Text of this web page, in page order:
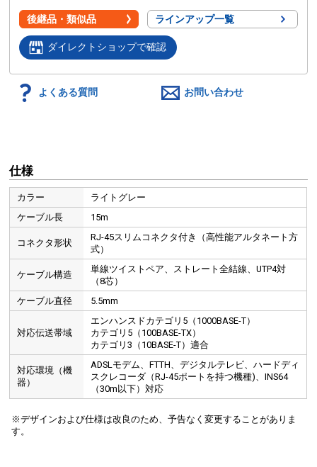
後継品・類似品 ラインアップ一覧
ダイレクトショップで確認
よくある質問 お問い合わせ
仕様
カラー
ライトグレー
ケーブル長
15m
コネクタ形状
RJ-45スリムコネクタ付き（高性能アルタネート方
式）
ケーブル構造
単線ツイストペア、ストレート全結線、UTP4対
（8芯）
ケーブル直径
5.5mm
対応伝送帯域
エンハンスドカテゴリ5（1000BASE-T）
カテゴリ5（100BASE-TX）
カテゴリ3（10BASE-T）適合
対応環境（機
器）
ADSLモデム、FTTH、デジタルテレビ、ハードディ
スクレコーダ（RJ-45ポートを持つ機種)、INS64
（30m以下）対応
※デザインおよび仕様は改良のため、予告なく変更することがありま
す。